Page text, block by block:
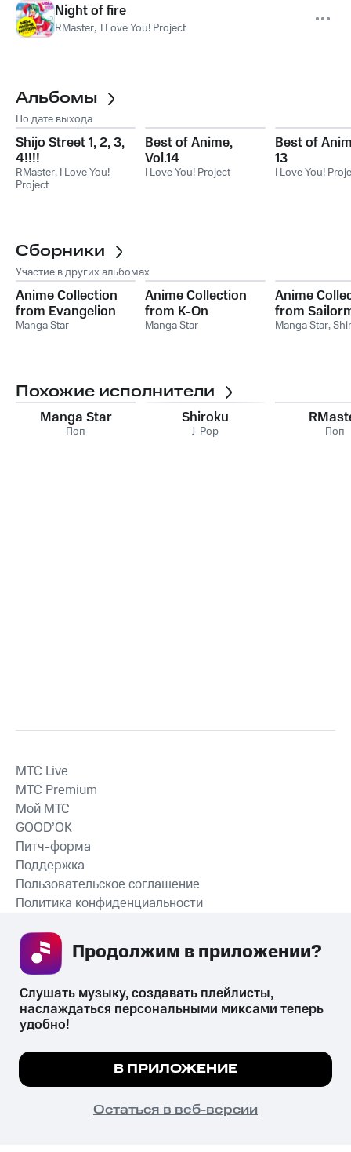
Night of fire
RMaster, I Love You! Project
Альбомы
По дате выхода
Shijo Street 1, 2, 3,
4!!!!
RMaster, I Love You!
Project
Best of Anime,
Vol.14
I Love You! Project
Best of
13
I Love You!
Сборники
Участие в других альбомах
Anime Collection
from Evangelion
Manga Star
Anime Collection
from K-On
Manga Star
Anime
from
Manga Star,
Похожие исполнители
Manga Star
Поп
Shiroku
J-Pop Поп
СКАЧАТЬ ПРИЛОЖЕНИЕ
MTС Live
MTС Premium
Мой МТС
GOOD’OK
Питч-форма
Поддержка
Пользовательское соглашение
Политика конфиденциальности
психотропных веществ, их аналогов причиняет вред здоровью,
их незаконный оборот запрещён и влечёт установленную
законодательством ответственность.
© 2026 ООО «КИОН».
Все права защищены
Мы используем куки, чтобы на сайте все
Подробнее
ПОНЯТНО
Слушать музыку, создавать плейлисты,
наслаждаться персональными миксами теперь
удобно!
В ПРИЛОЖЕНИЕ
Остаться в веб-версии